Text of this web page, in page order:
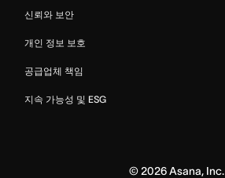
신뢰와 보안
개인 정보 보호
공급업체 책임
지속 가능성 및 ESG
© 2026Asana, Inc.